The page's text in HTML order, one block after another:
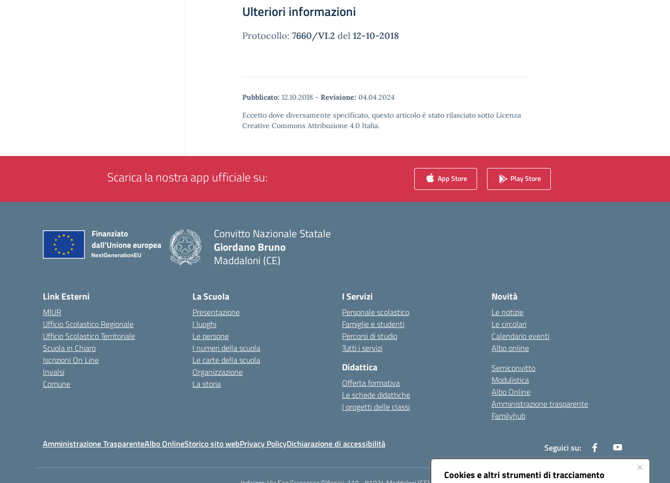
Cookies e altri strumenti di tracciamento
Ulteriori informazioni
Protocollo: 7660/VI.2 del 12-10-2018
Pubblicato: 12.10.2018 - Revisione: 04.04.2024
Eccetto dove diversamente specificato, questo articolo è stato rilasciato sotto Licenza
Creative Commons Attribuzione 4.0 Italia.
Scarica la nostra app ufficiale su: App Store Play Store
Convitto Nazionale Statale
Giordano Bruno
Maddaloni (CE)
Link Esterni
MIUR
Ufficio Scolastico Regionale
Ufficio Scolastico Territoriale
Scuola in Chiaro
Iscrizioni On Line
Invalsi
Comune
La Scuola
Presentazione
I luoghi
Le persone
I numeri della scuola
Le carte della scuola
Organizzazione
La storia
I Servizi
Personale scolastico
Famiglie e studenti
Percorsi di studio
Tutti i servizi
Didattica
Offerta formativa
Le schede didattiche
I progetti delle classi
Novità
Le notizie
Le circolari
Calendario eventi
Albo online
Semiconvitto
Modulistica
Albo Online
Amministrazione trasparente
Familyhub
Amministrazione TrasparenteAlbo OnlineStorico sito webPrivacy PolicyDichiarazione di accessibilità Seguici su: